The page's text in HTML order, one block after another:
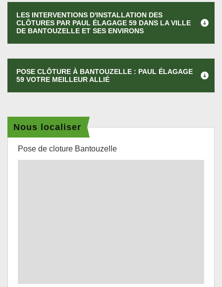
LES INTERVENTIONS D'INSTALLATION DES
CLÔTURES PAR PAUL ÉLAGAGE 59 DANS LA VILLE
DE BANTOUZELLE ET SES ENVIRONS
POSE CLÔTURE À BANTOUZELLE : PAUL ÉLAGAGE
59 VOTRE MEILLEUR ALLIÉ
Nous localiser
Pose de cloture Bantouzelle